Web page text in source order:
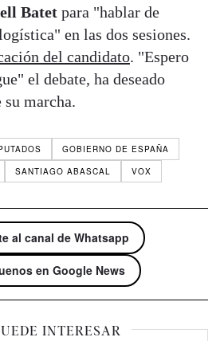
Batet para "hablar de
en las dos sesiones.
del candidato. "Espero
el debate, ha deseado
su marcha.
GOBIERNO DE ESPAÑA
SANTIAGO ABASCAL VOX
al canal de Whatsapp
en Google News
INTERESAR